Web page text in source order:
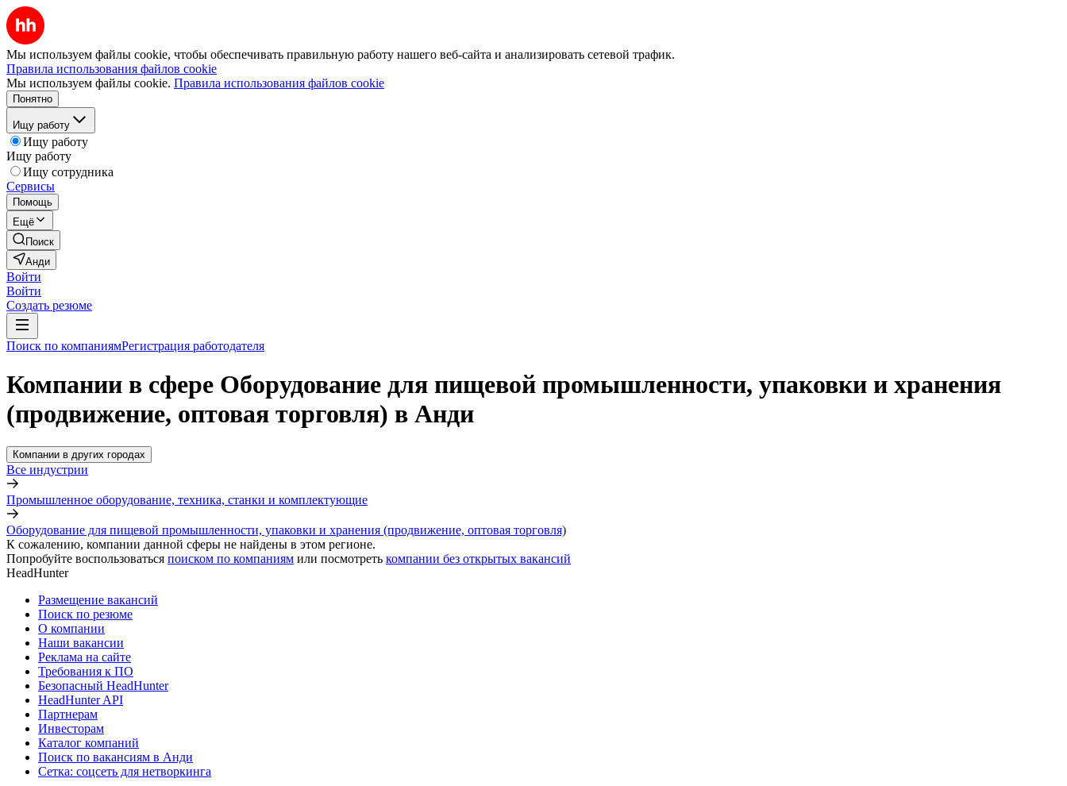
Мы используем файлы cookie, чтобы обеспечивать правильную работу нашего веб-сайта и анализировать сетевой трафик.
Правила использования файлов cookie
Мы используем файлы cookie. Правила использования файлов cookie
Понятно
Ищу работу
Ищу работу
Ищу работу
Ищу сотрудника
Сервисы
Помощь
Ещё
Поиск
Анди
Войти
Войти
Создать резюме
Поиск по компаниямРегистрация работодателя
Компании в сфере Оборудование для пищевой промышленности, упаковки и хранения
(продвижение, оптовая торговля) в Анди
Компании в других городах
Все индустрии
Промышленное оборудование, техника, станки и комплектующие
Оборудование для пищевой промышленности, упаковки и хранения (продвижение, оптовая торговля)
К сожалению, компании данной сферы не найдены в этом регионе.
Попробуйте воспользоваться поиском по компаниям или посмотреть компании без открытых вакансий
HeadHunter
Размещение вакансий
Поиск по резюме
О компании
Наши вакансии
Реклама на сайте
Требования к ПО
Безопасный HeadHunter
HeadHunter API
Партнерам
Инвесторам
Каталог компаний
Поиск по вакансиям в Анди
Сетка: соцсеть для нетворкинга